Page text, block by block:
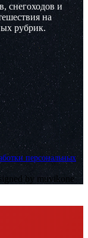
снегоходов и
на
рубрик.
персональных
by muvikone